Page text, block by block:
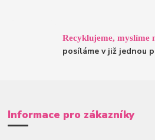
Recyklujeme, myslíme
posíláme v již jednou
Informace pro zákazníky